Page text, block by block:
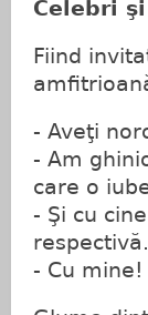
Celebri
Fiind
- Aveţi
- Am
care o
- Şi cu
respectivă.
- Cu mine!